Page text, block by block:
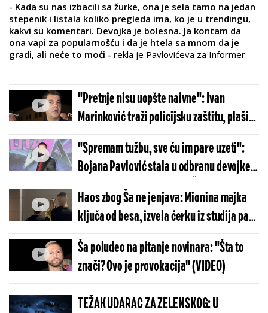
- Kada su nas izbacili sa žurke, ona je sela tamo na jedan
stepenik i listala koliko pregleda ima, ko je u trendingu,
kakvi su komentari. Devojka je bolesna. Ja kontam da
ona vapi za popularnošću i da je htela sa mnom da je
gradi, ali neće to moći - rekla je Pavlovićeva za Informer.
"Pretnje nisu uopšte naivne": Ivan
Marinković traži policijsku zaštitu, plaši
se za svoju bezbednost
"Spremam tužbu, sve ću im pare uzeti":
Bojana Pavlović stala u odbranu devojke,
pa se obrušila na porodicu Šparavalo
Haos zbog Ša ne jenjava: Mionina majka
ključa od besa, izvela ćerku iz studija pa
joj čita bukvicu
Ša poludeo na pitanje novinara: "Šta to
znači? Ovo je provokacija" (VIDEO)
TEŽAK UDARAC ZA ZELENSKOG: U